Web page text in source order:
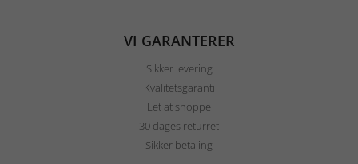
VI GARANTERER
Sikker levering
Kvalitetsgaranti
Let at shoppe
30 dages returret
Sikker betaling